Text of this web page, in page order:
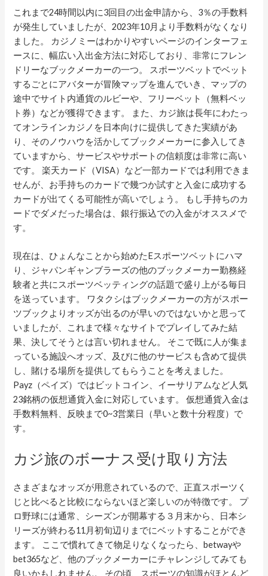
これまで24時間以内に3回目の出金申請から、3％の手数料
が発生していましたが、2023年10月より手数料がなくなり
ました。 カジノミーはわかりやすいページのインターフェ
ースに、幅広い入出金方法に対応しており、非常にフレン
ドリーなブックメーカーの一つ。 スポーツベットでベット
するごとにアバターが冒険マップを進んでいき、マップの
途中でサイト内通貨のルビーや、フリーベット（無料ベッ
ト券）などが獲得できます。 また、カジ旅は長年にわたっ
てオンラインカジノを日本向けに提供してきた実績があ
り、そのノウハウを活かしてブックメーカーに参入してき
ていますから、サービスやサポートの信頼度は非常に高い
です。 楽天カード（VISA）など一部カードでは利用できま
せんが、お手持ちのカードで幾つか試すと入金に成功する
カードが出てくる可能性が高いでしょう。 もし手持ちのカ
ードでダメだった場合は、銀行振込での入金がオススメで
す。
現在は、ひょんなことから始めたEスポーツベットにハマ
り、ジャパンギャンブラーズの他のブックメーカー勤務経
験者と共にスポーツベッティングの話題で盛り上がる毎日
を送っています。 ワタクシはブックメーカーの方がスポー
ツブックよりオッズが出るのが早いのではないかと思って
いましたが、これまで様々なサイトでプレイしてみた結
果、決してそうとは言い切れません。 そこで既に人が集ま
っている施設へオッズ、及びに他のサービスも含めて提供
し、賭ける場所を提供してもらうことを考えました。
Payz（ペイズ）ではビットコイン、イーサリアムなど人気
23銘柄の仮想通貨入金に対応しています。 仮想通貨入金は
手数料無料、反映まで0~3営業日（早いと数十分程度）で
す。
カジ旅のボーナス受け取り方法
さまざまなオッズが用意されているので、正直スポーツく
じと比べると比較にならないほど楽しいのが特徴です。 プ
ロ野球には通常、シーズンが開幕する３月末から、日本シ
リーズが終わる11月初旬辺りまでにベットすることができ
ます。 ここで慣れてきて物足りなくなったら、betwayや
bet365など、他のブックメーカーにチャレンジしてみても
良いかもしれません。 その頃、スポーツの知識がほとんど